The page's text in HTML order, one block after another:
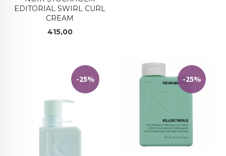
EDITORIAL SWIRL CURL
CREAM
Pris
415,00
-25% -25%